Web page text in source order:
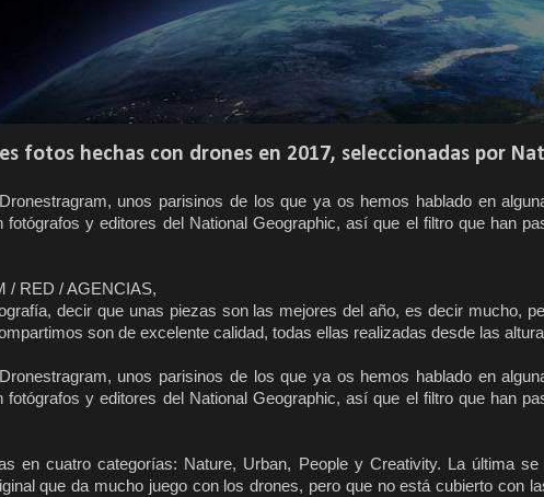
fotos hechas con drones en 2017, seleccionadas por
unos parisinos de los que ya os hemos hablado en
y editores del National Geographic, así que el filtro que han
/ RED / AGENCIAS,
decir que unas piezas son las mejores del año, es decir mucho,
son de excelente calidad, todas ellas realizadas desde las
unos parisinos de los que ya os hemos hablado en
y editores del National Geographic, así que el filtro que han
en cuatro categorías: Nature, Urban, People y Creativity. La última
que da mucho juego con los drones, pero que no está cubierto con